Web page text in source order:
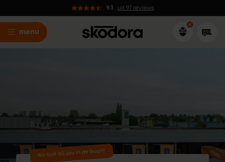
9.3 uit 97 reviews
menu
Nu ook bij jou in de buurt!